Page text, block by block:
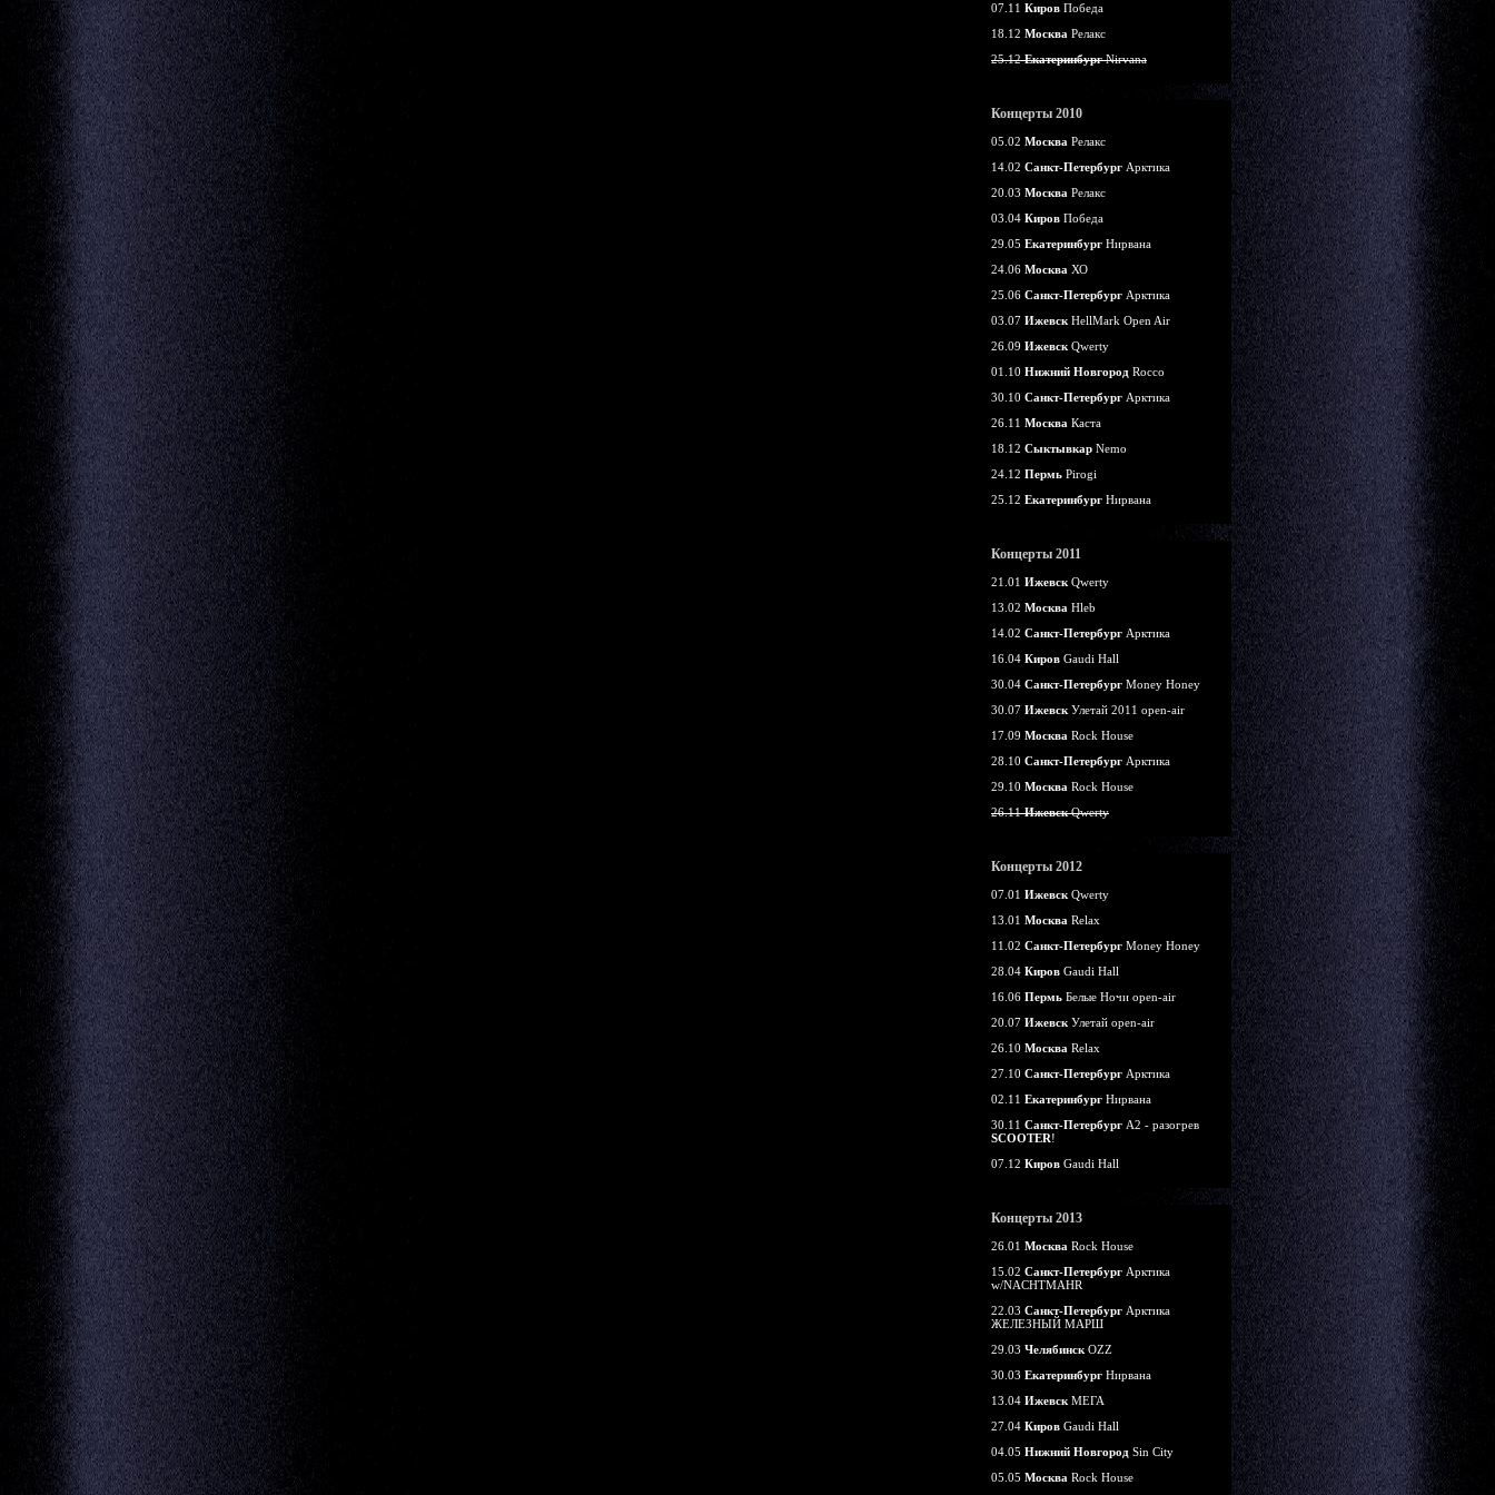
07.11 Киров Победа
18.12 Москва Релакс
25.12ЕкатеринбургNirvana
Концерты 2010
05.02 Москва Релакс
14.02 Санкт-Петербург Арктика
20.03 Москва Релакс
03.04 Киров Победа
29.05 Екатеринбург Нирвана
24.06 Москва ХО
25.06 Санкт-Петербург Арктика
03.07 Ижевск HellMark Open Air
26.09 Ижевск Qwerty
01.10 Нижний Новгород Rocco
30.10 Санкт-Петербург Арктика
26.11 Москва Каста
18.12 Сыктывкар Nemo
24.12 Пермь Pirogi
25.12 Екатеринбург Нирвана
Концерты 2011
21.01 Ижевск Qwerty
13.02 Москва Hleb
14.02 Санкт-Петербург Арктика
16.04 Киров Gaudi Hall
30.04 Санкт-Петербург Money Honey
30.07 Ижевск Улетай 2011 open-air
17.09 Москва Rock House
28.10 Санкт-Петербург Арктика
29.10 Москва Rock House
26.11ИжевскQwerty
Концерты 2012
07.01 Ижевск Qwerty
13.01 Москва Relax
11.02 Санкт-Петербург Money Honey
28.04 Киров Gaudi Hall
16.06 Пермь Белые Ночи open-air
20.07 Ижевск Улетай open-air
26.10 Москва Relax
27.10 Санкт-Петербург Арктика
02.11 Екатеринбург Нирвана
30.11 Санкт-Петербург А2 - разогрев
SCOOTER!
07.12 Киров Gaudi Hall
Концерты 2013
26.01 Москва Rock House
15.02 Санкт-Петербург Арктика
w/NACHTMAHR
22.03 Санкт-Петербург Арктика
ЖЕЛЕЗНЫЙ МАРШ
29.03 Челябинск OZZ
30.03 Екатеринбург Нирвана
13.04 Ижевск МЕГА
27.04 Киров Gaudi Hall
04.05 Нижний Новгород Sin City
05.05 Москва Rock House